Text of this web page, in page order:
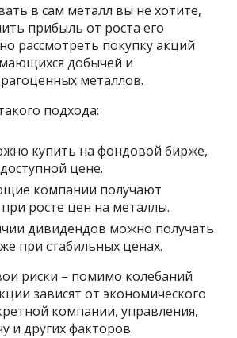
в сам металл вы не хотите,
прибыль от роста его
рассмотреть покупку акций
добычей и
металлов.
подхода:
купить на фондовой бирже,
цене.
компании получают
росте цен на металлы.
дивидендов можно получать
при стабильных ценах.
риски – помимо колебаний
зависят от экономического
компании, управления,
и других факторов.